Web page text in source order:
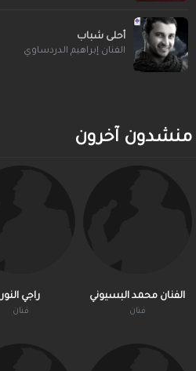
أحلى شباب
الفنان إبراهيم الدردساوي
منشدون آخرون
راجي النور
فنان
الفنان محمد البسيوني
فنان